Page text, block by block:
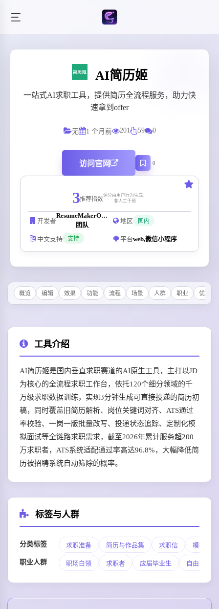
AI简历姬
一站式AI求职工具，提供简历全流程服务，助力快
速拿到offer
无 1 个月前 201 59 0
访问官网 0
3推荐指数
评分由用户行为生成，
非人工干预
开发者
ResumeMakerOffer
团队
地区 国内
中文支持 支持 平台web,微信小程序
概览 编辑 效果 功能 流程 场景 人群 职业 优势
工具介绍
AI简历姬是国内垂直求职赛道的AI原生工具，主打以JD
为核心的全流程求职工作台，依托120个细分领域的千
万级求职数据训练，实现3分钟生成可直接投递的简历初
稿，同时覆盖旧简历解析、岗位关键词对齐、ATS通过
率校验、一岗一版批量改写、投递状态追踪、定制化模
拟面试等全链路求职需求，截至2026年累计服务超200
万求职者，ATS系统适配通过率高达96.8%，大幅降低简
历被招聘系统自动筛除的概率。
标签与人群
分类标签 求职准备 简历与作品集 求职信 模拟面试
职业人群 职场白领 求职者 应届毕业生 自由职业者